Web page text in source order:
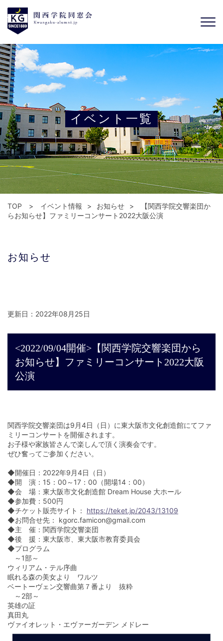
イベント一覧
TOP イベント情報 お知らせ
【関西学院交響楽団か
らお知らせ】ファミリーコンサート2022大阪公演
お知らせ
更新日：2022年08月25日
<2022/09/04開催>【関西学院交響楽団から
お知らせ】ファミリーコンサート2022大阪
公演
関西学院交響楽団は9月4日（日）に東大阪市文化創造館にてファ
ミリーコンサートを開催されます。
お子様や家族皆さんで楽しんで頂く演奏会です。
ぜひ奮ってご参加ください。
◆開催日：2022年9月4日（日）
◆開 演：15：00～17：00（開場14：00）
◆会 場：東大阪市文化創造館 Dream House 大ホール
◆参加費：500円
◆チケット販売サイト： https://teket.jp/2043/13109
◆お問合せ先： kgorc.famicon@gmail.com
◆主 催：関西学院交響楽団
◆後 援：東大阪市、東大阪市教育委員会
◆プログラム
～1部～
ウィリアム・テル序曲
眠れる森の美女より ワルツ
ベートーヴェン交響曲第７番より 抜粋
～2部～
英雄の証
真田丸
ヴァイオレット・エヴァーガーデン メドレー